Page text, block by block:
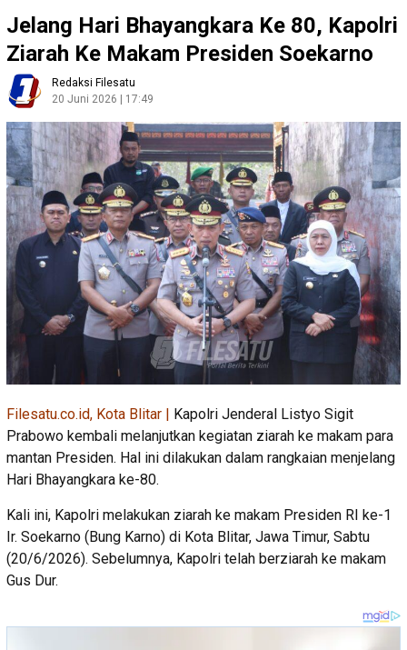
Jelang Hari Bhayangkara Ke 80, Kapolri
Ziarah Ke Makam Presiden Soekarno
Redaksi Filesatu
20 Juni 2026 | 17:49
Filesatu.co.id, Kota Blitar | Kapolri Jenderal Listyo Sigit
Prabowo kembali melanjutkan kegiatan ziarah ke makam para
mantan Presiden. Hal ini dilakukan dalam rangkaian menjelang
Hari Bhayangkara ke-80.
Kali ini, Kapolri melakukan ziarah ke makam Presiden RI ke-1
Ir. Soekarno (Bung Karno) di Kota Blitar, Jawa Timur, Sabtu
(20/6/2026). Sebelumnya, Kapolri telah berziarah ke makam
Gus Dur.